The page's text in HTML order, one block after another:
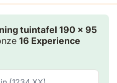
tuintafel 190 x 95
16 Experience